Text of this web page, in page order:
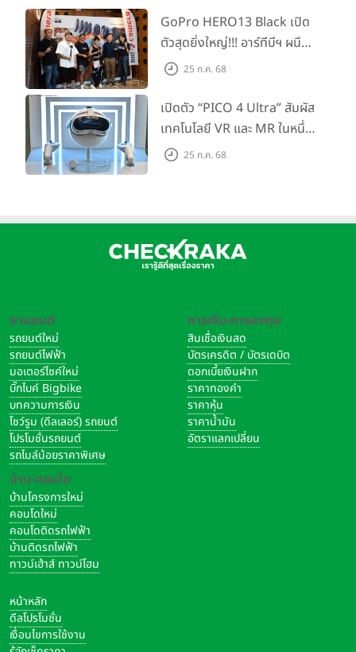
Dominator แห่งปี! ในราคา
เริ่มต้นเพียง 8,999 บาท
GoPro HERO13 Black เปิด
ตัวสุดยิ่งใหญ่!!! อาร์ทีบีฯ ผนึก
กำลัง Big Camera และ
สร้างสรรค์ ‘GoPro...Go Pro
Creators’
25 ก.ค. 68
เปิดตัว “PICO 4 Ultra” สัมผัส
เทคโนโลยี VR และ MR ในหนึ่ง
เดียว ยกระดับการทำงานและ
25 ก.ค. 68
ยานยนต์
รถยนต์ใหม่
รถยนต์ไฟฟ้า
มอเตอร์ไซค์ใหม่
บิ๊กไบค์ Bigbike
บทความการเงิน
โชว์รูม (ดีลเลอร์) รถยนต์
โปรโมชั่นรถยนต์
รถไมล์น้อยราคาพิเศษ
บ้าน-คอนโด
บ้านโครงการใหม่
คอนโดใหม่
คอนโดติดรถไฟฟ้า
บ้านติดรถไฟฟ้า
ทาวน์เฮ้าส์ ทาวน์โฮม
การเงิน-การลงทุน
สินเชื่อเงินสด
บัตรเครดิต / บัตรเดบิต
ดอกเบี้ยเงินฝาก
ราคาทองคำ
ราคาหุ้น
ราคาน้ำมัน
อัตราแลกเปลี่ยน
หน้าหลัก
ดีลโปรโมชั่น
เงื่อนไขการใช้งาน